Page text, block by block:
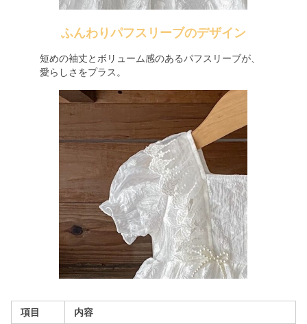
ふんわりパフスリーブのデザイン
短めの袖丈とボリューム感のあるパフスリーブが、
愛らしさをプラス。
項目 内容